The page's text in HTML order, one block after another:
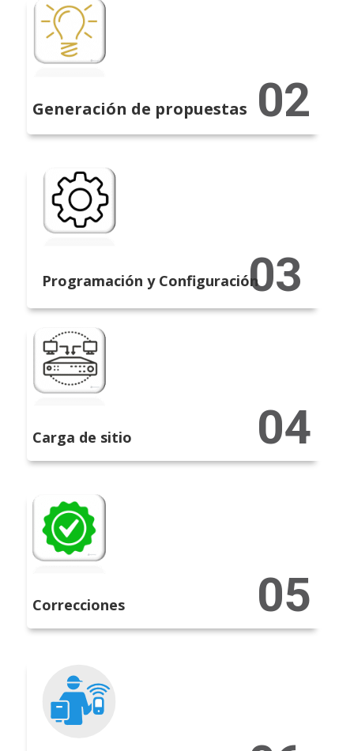
Generación de propuestas
Programación y Configuración
Carga de sitio
Correcciones